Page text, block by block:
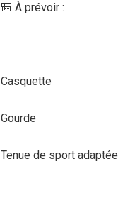
🎒 À prévoir :
Casquette
Gourde
Tenue de sport adaptée